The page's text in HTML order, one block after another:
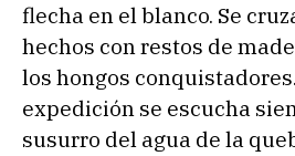
flecha en el blanco. Se
hechos con restos de
los hongos
expedición se escucha
susurro del agua de la